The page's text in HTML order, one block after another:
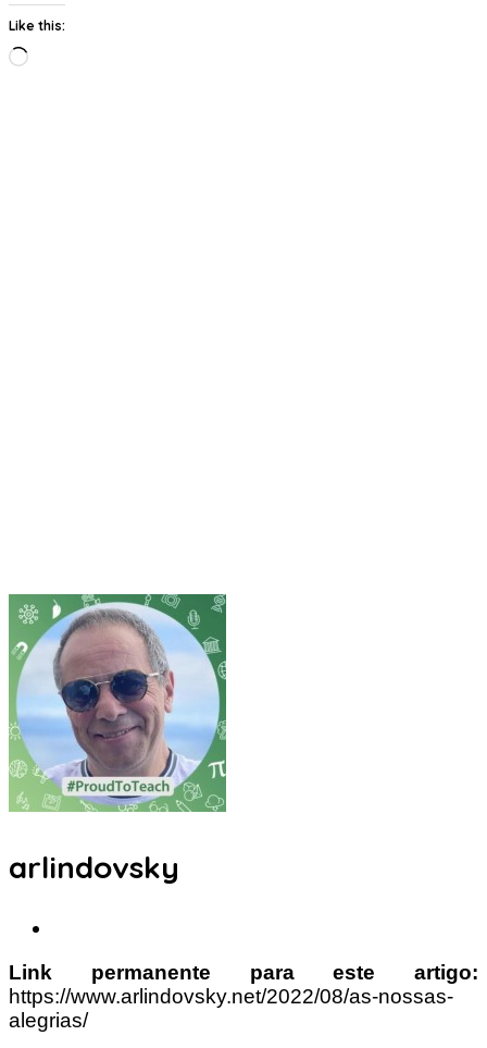
Like this:
Loading…
arlindovsky
Link permanente para este artigo:
https://www.arlindovsky.net/2022/08/as-nossas-
alegrias/